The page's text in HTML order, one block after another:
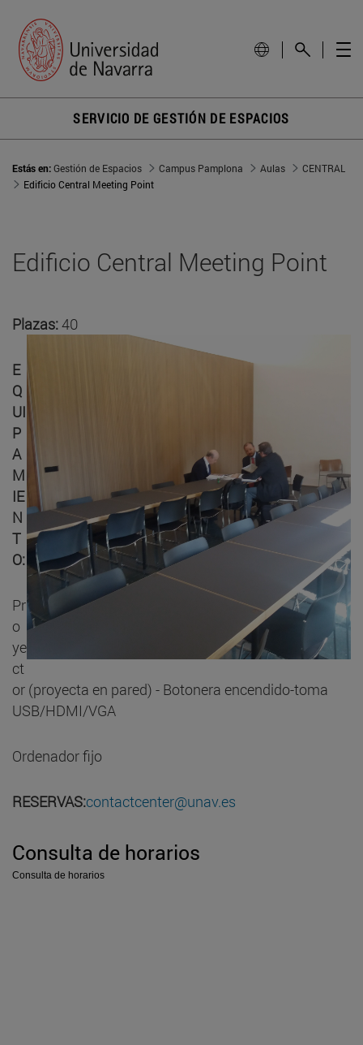
SERVICIO DE GESTIÓN DE ESPACIOS
Estás en:Gestión de Espacios Campus Pamplona Aulas
CENTRAL
Edificio Central Meeting Point
Edificio Central Meeting Point
Plazas:40
E
Q
UI
P
A
M
IE
N
T
O:
Pr
o
ye
ct
or (proyecta en pared) - Botonera encendido-toma
USB/HDMI/VGA
Ordenador fijo
RESERVAS:contactcenter@unav.es
Consulta de horarios
Consulta de horarios